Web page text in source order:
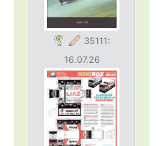
35111:
16.07.26